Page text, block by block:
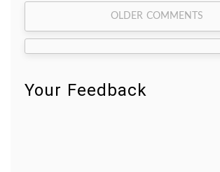
Comment
navigation
OLDER COMMENTS
Your Feedback